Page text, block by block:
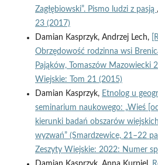
Zagłębiowski”. Pismo ludzi z pasją ,
23 (2017)
Damian Kasprzyk, Andrzej Lech,
Obrzędowość rodzinna wsi
Pająków, Tomaszów Mazowiecki
Wiejskie: Tom 21 (2015)
Damian Kasprzyk, Etnolog u
seminarium naukowego: „Wieś
kierunki badań obszarów
wyzwań” (Smardzewice, 21–22
Zeszyty Wiejskie: 2022: Numer